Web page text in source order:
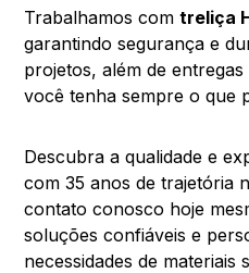
Trabalhamos comtreliça
garantindo segurança e
projetos, além de
você tenha sempre o que
Descubra a qualidade e
com 35 anos de trajetória
contato conosco hoje
soluções confiáveis e
necessidades de materiais